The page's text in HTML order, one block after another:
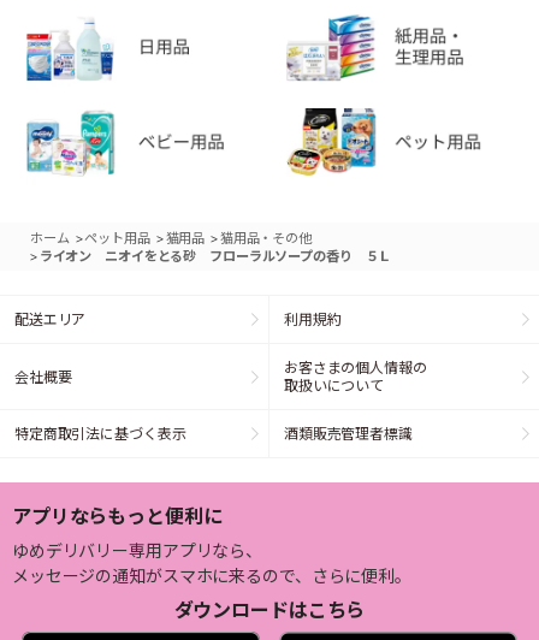
ホーム >ペット用品 >猫用品 >猫用品・その他
> ライオン ニオイをとる砂 フローラルソープの香り ５Ｌ
配送エリア 利用規約
会社概要
お客さまの個人情報の
取扱いについて
特定商取引法に基づく表示 酒類販売管理者標識
アプリならもっと便利に
ゆめデリバリー専用アプリなら、
メッセージの通知がスマホに来るので、さらに便利。
ダウンロードはこちら